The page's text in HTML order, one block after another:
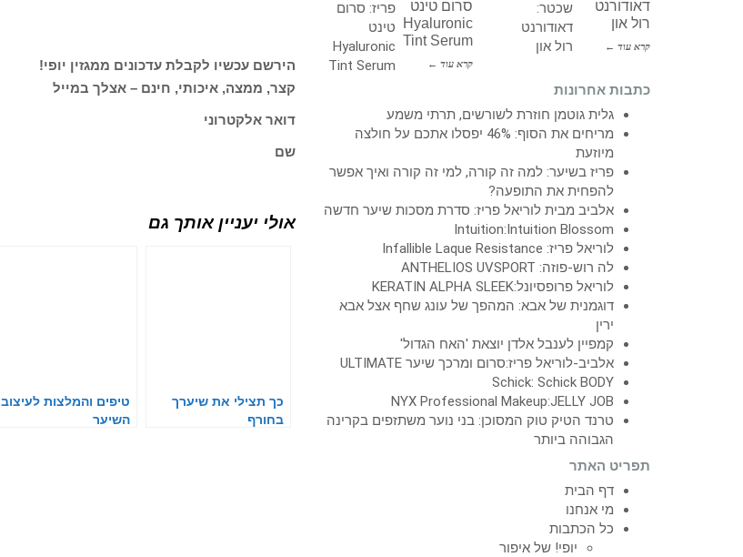
הירשם עכשיו לקבלת עדכונים ממגזין יופי!
קצר, ממצה, איכותי, חינם – אצלך במייל
דואר אלקטרוני
שם
אולי יעניין אותך גם
כך תצילי את שיערך
בחורף
טיפים והמלצות לעיצוב
השיער
סרום טינט
Hyaluronic
Tint Serum
קרא עוד ←
דאודורנט
רול און
קרא עוד ←
כתבות אחרונות
גלית גוטמן חוזרת לשורשים, תרתי משמע
מריחים את הסוף: 46% יפסלו אתכם על חולצה
מיוזעת
פריז בשיער: למה זה קורה, למי זה קורה ואיך אפשר
להפחית את התופעה?
אלביב מבית לוריאל פריז: סדרת מסכות שיער חדשה
Intuition:Intuition Blossom
לוריאל פריז: Infallible Laque Resistance
לה רוש-פוזה: ANTHELIOS UVSPORT
לוריאל פרופסיונל:KERATIN ALPHA SLEEK
דוגמנית של אבא: המהפך של עונג שחף אצל אבא
ירין
קמפיין לענבל אלדן יוצאת 'האח הגדול'
אלביב-לוריאל פריז:סרום ומרכך שיער ULTIMATE
Schick: Schick BODY
NYX Professional Makeup:JELLY JOB
טרנד הטיק טוק המסוכן: בני נוער משתזפים בקרינה
הגבוהה ביותר
תפריט האתר
דף הבית
מי אנחנו
כל הכתבות
יופי! של איפור